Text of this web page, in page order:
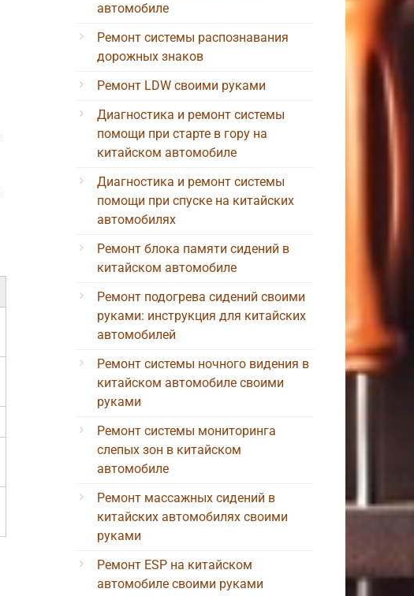
автомобиле
Ремонт системы распознавания
дорожных знаков
Ремонт LDW своими руками
Диагностика и ремонт системы
помощи при старте в гору на
китайском автомобиле
Диагностика и ремонт системы
помощи при спуске на китайских
автомобилях
Ремонт блока памяти сидений в
китайском автомобиле
Ремонт подогрева сидений своими
руками: инструкция для китайских
автомобилей
Ремонт системы ночного видения в
китайском автомобиле своими
руками
Ремонт системы мониторинга
слепых зон в китайском
автомобиле
Ремонт массажных сидений в
китайских автомобилях своими
руками
Ремонт ESP на китайском
автомобиле своими руками